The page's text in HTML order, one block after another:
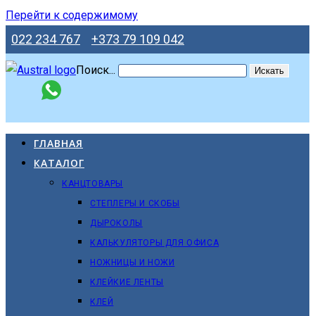
Перейти к содержимому
022 234 767 +373 79 109 042
Поиск... Искать
ГЛАВНАЯ
КАТАЛОГ
КАНЦТОВАРЫ
СТЕПЛЕРЫ И СКОБЫ
ДЫРОКОЛЫ
КАЛЬКУЛЯТОРЫ ДЛЯ ОФИСА
НОЖНИЦЫ И НОЖИ
КЛЕЙКИЕ ЛЕНТЫ
КЛЕЙ